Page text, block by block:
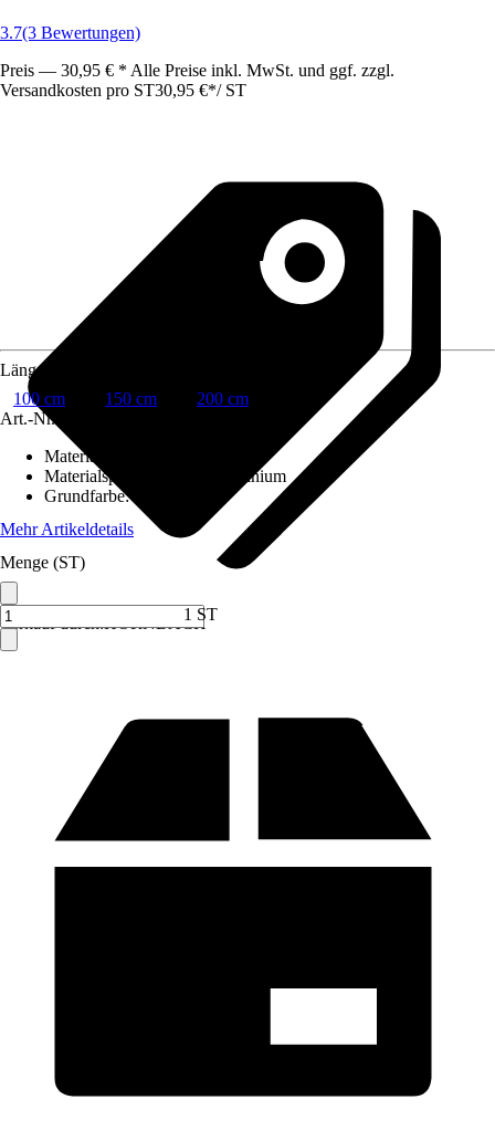
3.7(3 Bewertungen)
Preis — 30,95 € * Alle Preise inkl. MwSt. und ggf. zzgl.
Versandkosten pro ST30,95 €*/ ST
Verkauf durch:HORNBACH
Länge
100 cm
150 cm
200 cm
Art.-Nr.
Material
Materialspezifizierung
Aluminium
Grundfarbe:
Mehr Artikeldetails
Menge (ST)
1 ST